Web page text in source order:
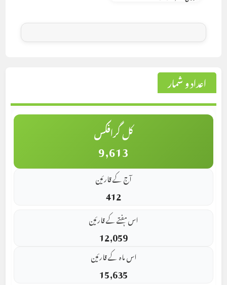
اعداد و شمار
کل گرافکس
9,613
آج کے قارئین
412
اس ہفتے کے قارئین
12,059
اس ماہ کے قارئین
15,635